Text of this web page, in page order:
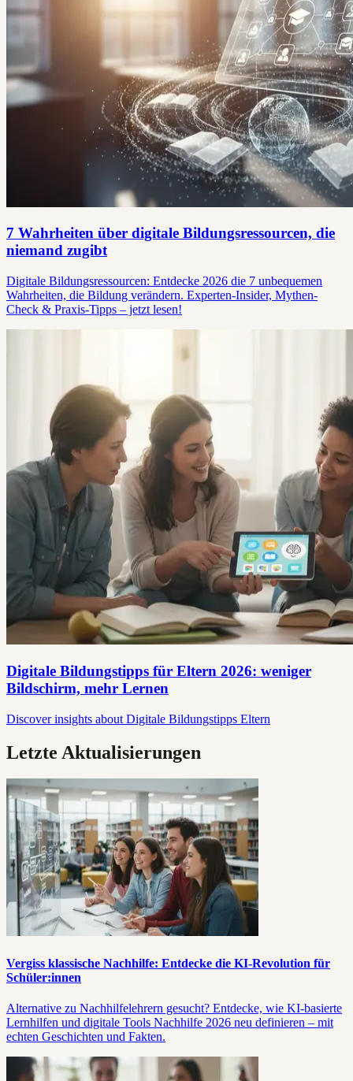
7 Wahrheiten über digitale Bildungsressourcen, die
niemand zugibt
Digitale Bildungsressourcen: Entdecke 2026 die 7 unbequemen
Wahrheiten, die Bildung verändern. Experten-Insider, Mythen-
Check & Praxis-Tipps – jetzt lesen!
Digitale Bildungstipps für Eltern 2026: weniger
Bildschirm, mehr Lernen
Discover insights about Digitale Bildungstipps Eltern
Letzte Aktualisierungen
Vergiss klassische Nachhilfe: Entdecke die KI-Revolution für
Schüler:innen
Alternative zu Nachhilfelehrern gesucht? Entdecke, wie KI-basierte
Lernhilfen und digitale Tools Nachhilfe 2026 neu definieren – mit
echten Geschichten und Fakten.